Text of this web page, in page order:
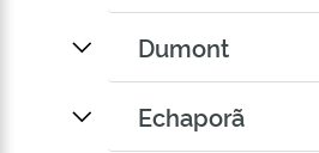
Dumont
Echaporã